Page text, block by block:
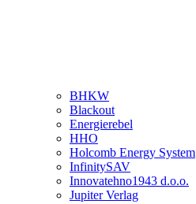
BHKW
Blackout
Energierebel
HHO
Holcomb Energy System
InfinitySAV
Innovatehno1943 d.o.o.
Jupiter Verlag